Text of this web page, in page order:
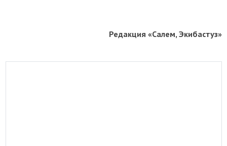
Редакция «Салем, Экибастуз»